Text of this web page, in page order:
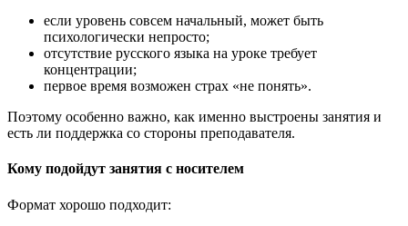
если уровень совсем начальный, может быть
психологически непросто;
отсутствие русского языка на уроке требует
концентрации;
первое время возможен страх «не понять».
Поэтому особенно важно, как именно выстроены занятия и
есть ли поддержка со стороны преподавателя.
Кому подойдут занятия с носителем
Формат хорошо подходит: